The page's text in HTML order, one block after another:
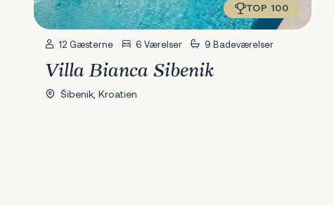
TOP 100
12 Gæsterne 6 Værelser 9 Badeværelser
Villa Bianca Sibenik
Šibenik, Kroatien